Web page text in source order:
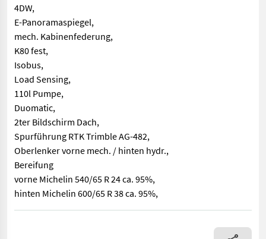
4DW,
E-Panoramaspiegel,
mech. Kabinenfederung,
K80 fest,
Isobus,
Load Sensing,
110l Pumpe,
Duomatic,
2ter Bildschirm Dach,
Spurführung RTK Trimble AG-482,
Oberlenker vorne mech. / hinten hydr.,
Bereifung
vorne Michelin 540/65 R 24 ca. 95%,
hinten Michelin 600/65 R 38 ca. 95%,
Fendt 314 Gen 4 Profi Plus Set. 2, 104/141 Kw/Ps, Bj. 2025,